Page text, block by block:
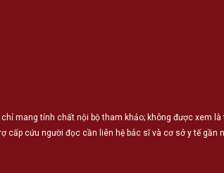
mang tính chất nội bộ tham khảo; không được xem
cấp cứu người đọc cần liên hệ bác sĩ và cơ sở y tế gần